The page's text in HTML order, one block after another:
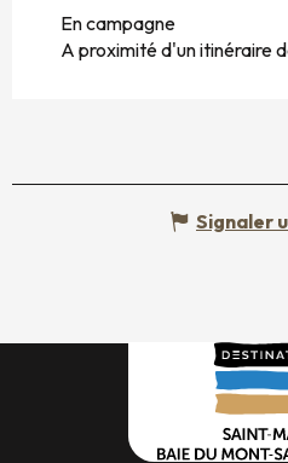
En campagne
A proximité d'un itinéraire
Signaler